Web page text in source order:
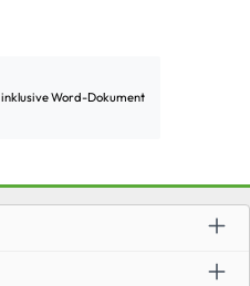
inklusive Word-Dokument